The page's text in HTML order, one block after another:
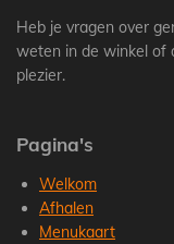
Heb je vragen over
weten in de winkel of
plezier.
Pagina's
Welkom
Afhalen
Menukaart